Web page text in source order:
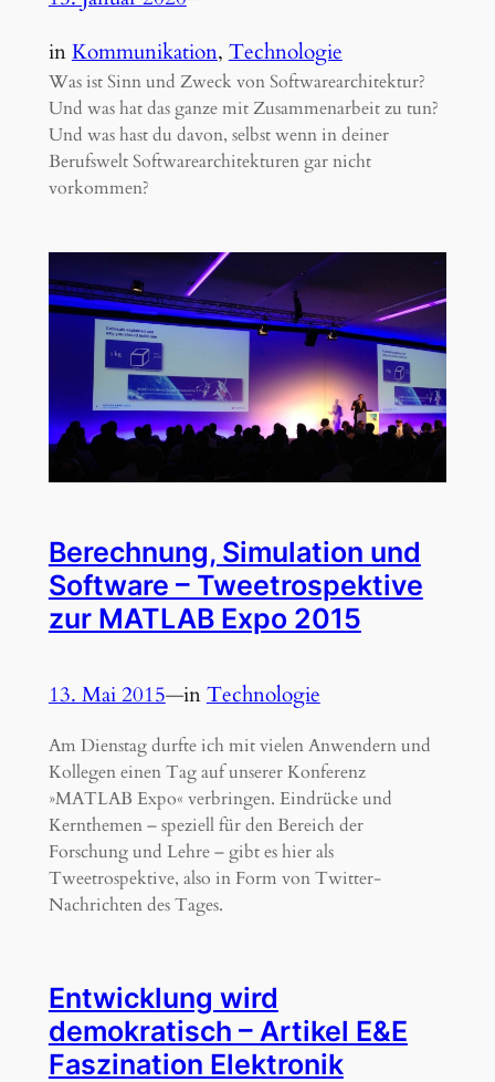
inKommunikation, Technologie
Was ist Sinn und Zweck von Softwarearchitektur?
Und was hat das ganze mit Zusammenarbeit zu tun?
Und was hast du davon, selbst wenn in deiner
Berufswelt Softwarearchitekturen gar nicht
vorkommen?
Berechnung, Simulation und
Software – Tweetro­spektive
zur MATLAB Expo 2015
13. Mai 2015—inTechnologie
Am Dienstag durfte ich mit vielen Anwendern und
Kollegen einen Tag auf unserer Konferenz
»MATLAB Expo« verbringen. Eindrücke und
Kernthemen – speziell für den Bereich der
Forschung und Lehre – gibt es hier als
Tweetrospektive, also in Form von Twitter-
Nachrichten des Tages.
Entwicklung wird
demokratisch – Artikel E&E
Faszination Elektronik